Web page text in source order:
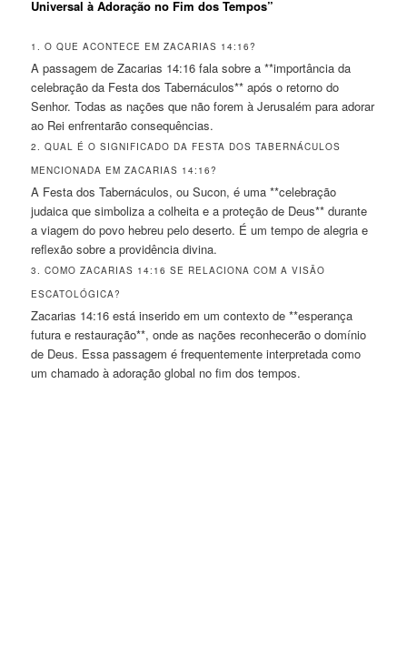
Universal à Adoração no Fim dos Tempos”
1. O QUE ACONTECE EM ZACARIAS 14:16?
A passagem de Zacarias 14:16 fala sobre a **importância da
celebração da Festa dos Tabernáculos** após o retorno do
Senhor. Todas as nações que não forem à Jerusalém para adorar
ao Rei enfrentarão consequências.
2. QUAL É O SIGNIFICADO DA FESTA DOS TABERNÁCULOS
MENCIONADA EM ZACARIAS 14:16?
A Festa dos Tabernáculos, ou Sucon, é uma **celebração
judaica que simboliza a colheita e a proteção de Deus** durante
a viagem do povo hebreu pelo deserto. É um tempo de alegria e
reflexão sobre a providência divina.
3. COMO ZACARIAS 14:16 SE RELACIONA COM A VISÃO
ESCATOLÓGICA?
Zacarias 14:16 está inserido em um contexto de **esperança
futura e restauração**, onde as nações reconhecerão o domínio
de Deus. Essa passagem é frequentemente interpretada como
um chamado à adoração global no fim dos tempos.